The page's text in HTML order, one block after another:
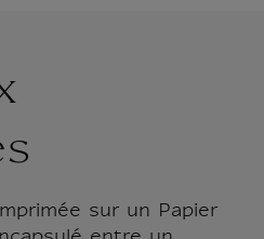
sur un Papier